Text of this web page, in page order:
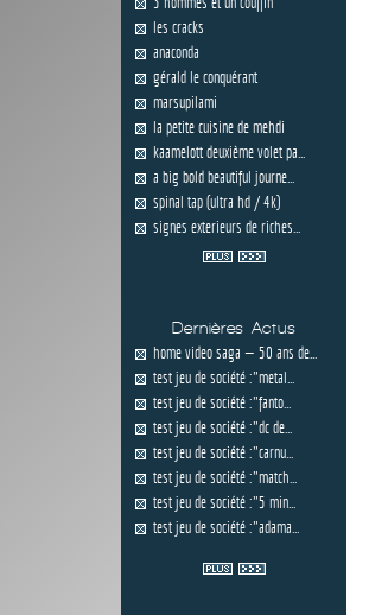
les cracks
anaconda
gérald le conquérant
marsupilami
la petite cuisine de mehdi
kaamelott deuxième volet pa...
a big bold beautiful journe...
spinal tap (ultra hd / 4k)
signes exterieurs de riches...
Dernières Actus
home video saga — 50 ans de...
test jeu de société :"metal...
test jeu de société :"fanto...
test jeu de société :"dc de...
test jeu de société :"carnu...
test jeu de société :"match...
test jeu de société :"5 min...
test jeu de société :"adama...